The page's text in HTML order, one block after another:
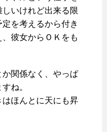
いけれど出来る限
を考えるから付き
彼女からＯＫをも
関係なく、やっぱ
ね。
ほんとに天にも昇